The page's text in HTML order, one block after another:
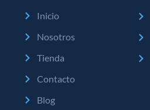
Inicio
Nosotros
Tienda
Contacto
Blog